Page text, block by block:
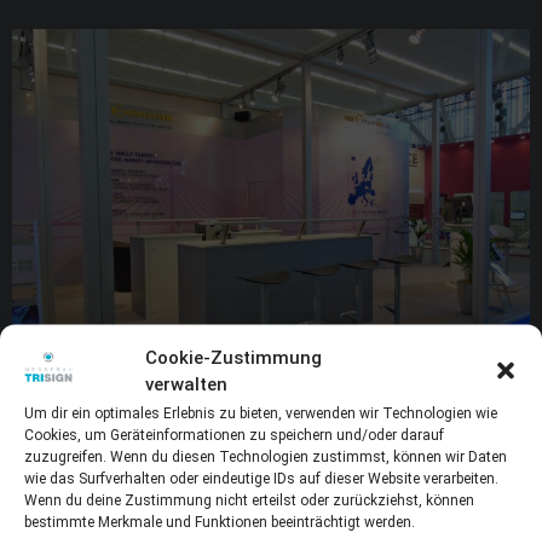
Cookie-Zustimmung
verwalten
Um dir ein optimales Erlebnis zu bieten, verwenden wir Technologien wie
Cookies, um Geräteinformationen zu speichern und/oder darauf
zuzugreifen. Wenn du diesen Technologien zustimmst, können wir Daten
wie das Surfverhalten oder eindeutige IDs auf dieser Website verarbeiten.
Wenn du deine Zustimmung nicht erteilst oder zurückziehst, können
bestimmte Merkmale und Funktionen beeinträchtigt werden.